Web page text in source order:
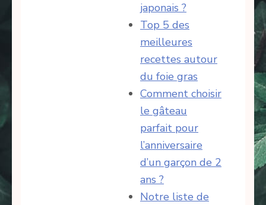
japonais ?
Top 5 des
meilleures
recettes autour
du foie gras
Comment choisir
le gâteau
parfait pour
l’anniversaire
d’un garçon de 2
ans ?
Notre liste de